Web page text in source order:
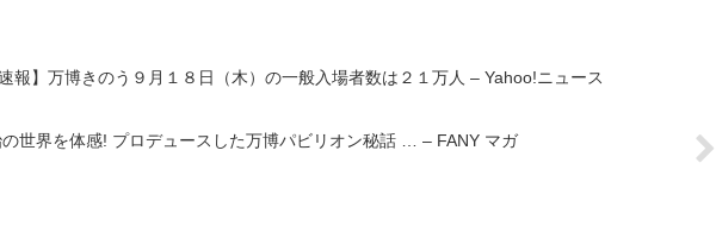
速報】万博きのう９月１８日（木）の一般入場者数は２１万人 – Yahoo!ニュース
の世界を体感! プロデュースした万博パビリオン秘話 … – FANY マガ